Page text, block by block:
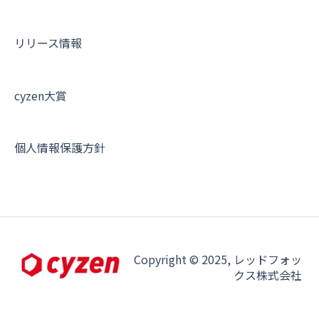
その他よくある質問
リリース情報
cyzen大賞
個人情報保護方針
Copyright © 2025, レッドフォッ
クス株式会社